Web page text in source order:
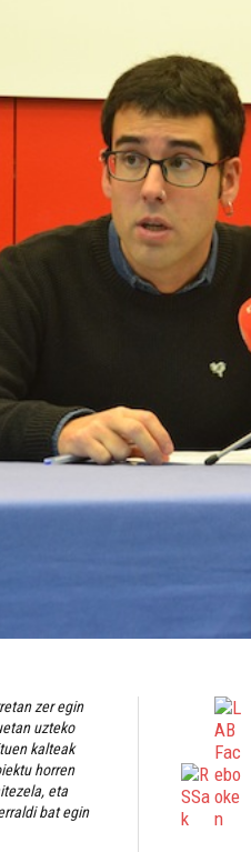
zer egin
uzteko
kalteak
horren
eta
bat egin